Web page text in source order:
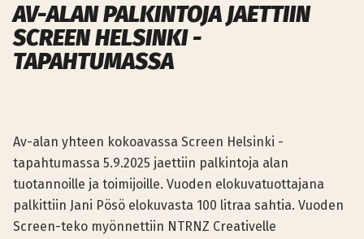
AV-ALAN PALKINTOJA JAETTIIN
SCREEN HELSINKI -
TAPAHTUMASSA
Av-alan yhteen kokoavassa Screen Helsinki -
tapahtumassa 5.9.2025 jaettiin palkintoja alan
tuotannoille ja toimijoille. Vuoden elokuvatuottajana
palkittiin Jani Pösö elokuvasta 100 litraa sahtia. Vuoden
Screen-teko myönnettiin NTRNZ Creativelle